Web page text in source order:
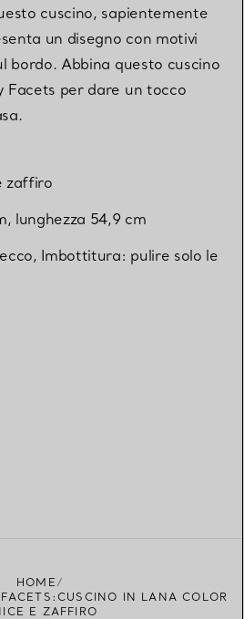
cuscino, sapientemente
un disegno con motivi
bordo. Abbina questo cuscino
Facets per dare un tocco
zaffiro
lunghezza 54,9 cm
Imbottitura: pulire solo le
HOME
IN LANA COLOR
E ZAFFIRO